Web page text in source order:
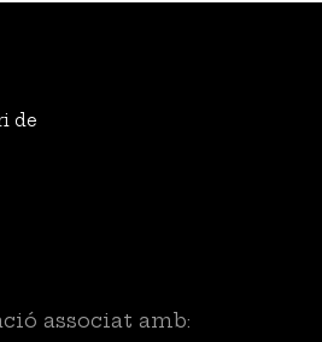
de
associat amb: